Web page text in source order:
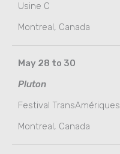
Usine C
Montreal, Canada
May 28 to 30
Pluton
Festival TransAmériques
Montreal, Canada